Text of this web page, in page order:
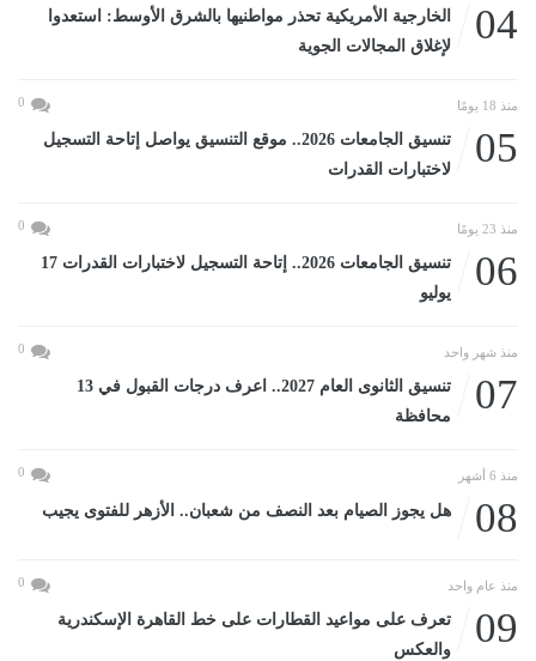
04
الخارجية الأمريكية تحذر مواطنيها بالشرق الأوسط: استعدوا
لإغلاق المجالات الجوية
منذ 18 يومًا 0
05
تنسيق الجامعات 2026.. موقع التنسيق يواصل إتاحة التسجيل
لاختبارات القدرات
منذ 23 يومًا 0
06
تنسيق الجامعات 2026.. إتاحة التسجيل لاختبارات القدرات 17
يوليو
منذ شهر واحد 0
07
تنسيق الثانوى العام 2027.. اعرف درجات القبول في 13
محافظة
منذ 6 أشهر 0
08 هل يجوز الصيام بعد النصف من شعبان.. الأزهر للفتوى يجيب
منذ عام واحد 0
09
تعرف على مواعيد القطارات على خط القاهرة الإسكندرية
والعكس